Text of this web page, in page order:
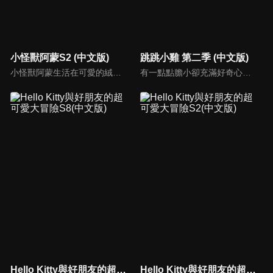
小怪獸阿蒙S2 (中文版) 跳跳小雞 第二季 (中文版)
有一點點膽小卻充滿好奇心的"帶骨雞"，和總是用小跳步靠過來的舞蹈老師"小跳步青蛙老師"，以及其他具有獨特個性的夥伴們跳舞大活耀！在家裡和各種地方以「身體動了，心也舞動了起來♪」為主題。
Hello Kitty與好朋友的超可愛大冒險S8(中文版) Hello Kitty與好朋友的超可愛大冒險S2(中文版)